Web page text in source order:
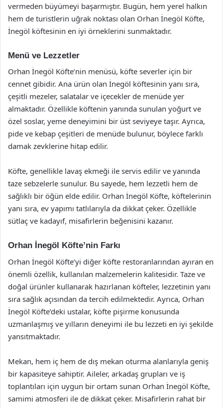
vermeden büyümeyi başarmıştır. Bugün, hem yerel halkın
hem de turistlerin uğrak noktası olan Orhan İnegöl Köfte,
İnegöl köftesinin en iyi örneklerini sunmaktadır.
Menü ve Lezzetler
Orhan İnegöl Köfte’nin menüsü, köfte severler için bir
cennet gibidir. Ana ürün olan İnegöl köftesinin yanı sıra,
çeşitli mezeler, salatalar ve içecekler de menüde yer
almaktadır. Özellikle köftenin yanında sunulan yoğurt ve
özel soslar, yeme deneyimini bir üst seviyeye taşır. Ayrıca,
pide ve kebap çeşitleri de menüde bulunur, böylece farklı
damak zevklerine hitap edilir.
Köfte, genellikle lavaş ekmeği ile servis edilir ve yanında
taze sebzelerle sunulur. Bu sayede, hem lezzetli hem de
sağlıklı bir öğün elde edilir. Orhan İnegöl Köfte, köftelerinin
yanı sıra, ev yapımı tatlılarıyla da dikkat çeker. Özellikle
sütlaç ve kadayıf, misafirlerin beğenisini kazanır.
Orhan İnegöl Köfte’nin Farkı
Orhan İnegöl Köfte’yi diğer köfte restoranlarından ayıran en
önemli özellik, kullanılan malzemelerin kalitesidir. Taze ve
doğal ürünler kullanarak hazırlanan köfteler, lezzetinin yanı
sıra sağlık açısından da tercih edilmektedir. Ayrıca, Orhan
İnegöl Köfte’deki ustalar, köfte pişirme konusunda
uzmanlaşmış ve yılların deneyimi ile bu lezzeti en iyi şekilde
yansıtmaktadır.
Mekan, hem iç hem de dış mekan oturma alanlarıyla geniş
bir kapasiteye sahiptir. Aileler, arkadaş grupları ve iş
toplantıları için uygun bir ortam sunan Orhan İnegöl Köfte,
samimi atmosferi ile de dikkat çeker. Misafirlerin rahat bir